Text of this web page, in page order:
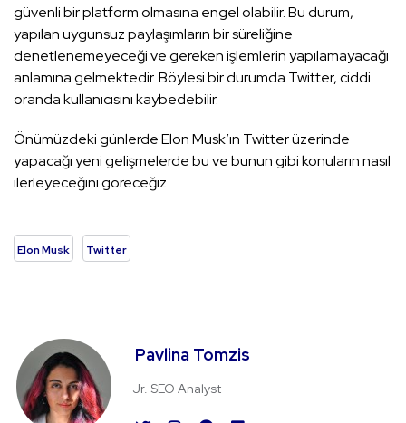
güvenli bir platform olmasına engel olabilir. Bu durum,
yapılan uygunsuz paylaşımların bir süreliğine
denetlenemeyeceği ve gereken işlemlerin yapılamayacağı
anlamına gelmektedir. Böylesi bir durumda Twitter, ciddi
oranda kullanıcısını kaybedebilir.
Önümüzdeki günlerde Elon Musk’ın Twitter üzerinde
yapacağı yeni gelişmelerde bu ve bunun gibi konuların nasıl
ilerleyeceğini göreceğiz.
Elon Musk Twitter
Pavlina Tomzis
Jr. SEO Analyst